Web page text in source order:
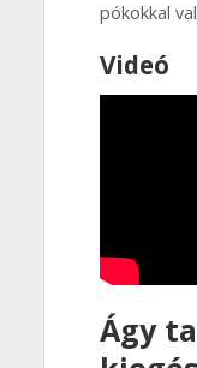
pókokkal
Videó
Ágy